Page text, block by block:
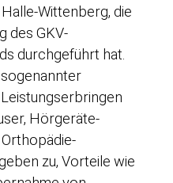
Wittenberg, die
des GKV-
durchgeführt hat.
Hörgeräte-
zu, Vorteile wie